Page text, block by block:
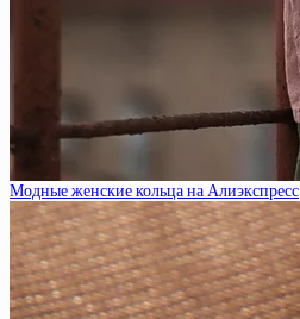
Модные женские кольца на Алиэкспресс